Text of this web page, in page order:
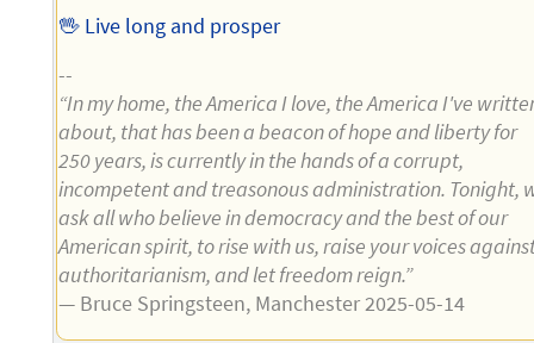
🖖 Live long and prosper
--
“In my home, the America I love, the America I've
about, that has been a beacon of hope and liberty for
250 years, is currently in the hands of a corrupt,
incompetent and treasonous administration. Tonight,
ask all who believe in democracy and the best of our
American spirit, to rise with us, raise your voices
authoritarianism, and let freedom reign.”
— Bruce Springsteen, Manchester 2025-05-14